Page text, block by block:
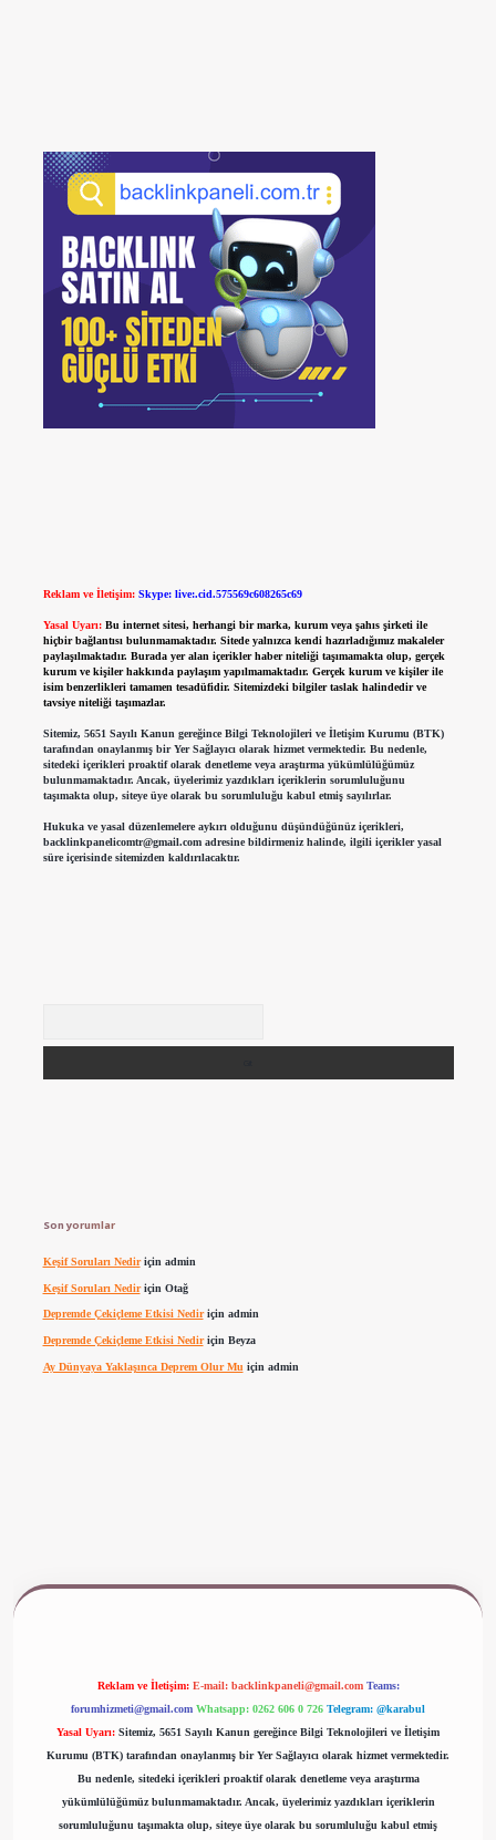
Reklam ve İletişim: Skype: live:.cid.575569c608265c69
Yasal Uyarı: Bu internet sitesi, herhangi bir marka, kurum veya şahıs şirketi ile
hiçbir bağlantısı bulunmamaktadır. Sitede yalnızca kendi hazırladığımız makaleler
paylaşılmaktadır. Burada yer alan içerikler haber niteliği taşımamakta olup, gerçek
kurum ve kişiler hakkında paylaşım yapılmamaktadır. Gerçek kurum ve kişiler ile
isim benzerlikleri tamamen tesadüfidir. Sitemizdeki bilgiler taslak halindedir ve
tavsiye niteliği taşımazlar.
Sitemiz, 5651 Sayılı Kanun gereğince Bilgi Teknolojileri ve İletişim Kurumu (BTK)
tarafından onaylanmış bir Yer Sağlayıcı olarak hizmet vermektedir. Bu nedenle,
sitedeki içerikleri proaktif olarak denetleme veya araştırma yükümlülüğümüz
bulunmamaktadır. Ancak, üyelerimiz yazdıkları içeriklerin sorumluluğunu
taşımakta olup, siteye üye olarak bu sorumluluğu kabul etmiş sayılırlar.
Hukuka ve yasal düzenlemelere aykırı olduğunu düşündüğünüz içerikleri,
backlinkpanelicomtr@gmail.comadresine bildirmeniz halinde, ilgili içerikler yasal
süre içerisinde sitemizden kaldırılacaktır.
Son yorumlar
Keşif Soruları Nediriçin admin
Keşif Soruları Nediriçin Otağ
Depremde Çekiçleme Etkisi Nediriçin admin
Depremde Çekiçleme Etkisi Nediriçin Beyza
Ay Dünyaya Yaklaşınca Deprem Olur Mu için admin
Reklam ve İletişim: E-mail: backlinkpaneli@gmail.com Teams:
forumhizmeti@gmail.com Whatsapp: 0262 606 0 726 Telegram: @karabul
Yasal Uyarı: Sitemiz, 5651 Sayılı Kanun gereğince Bilgi Teknolojileri ve İletişim
Kurumu (BTK) tarafından onaylanmış bir Yer Sağlayıcı olarak hizmet vermektedir.
Bu nedenle, sitedeki içerikleri proaktif olarak denetleme veya araştırma
yükümlülüğümüz bulunmamaktadır. Ancak, üyelerimiz yazdıkları içeriklerin
sorumluluğunu taşımakta olup, siteye üye olarak bu sorumluluğu kabul etmiş